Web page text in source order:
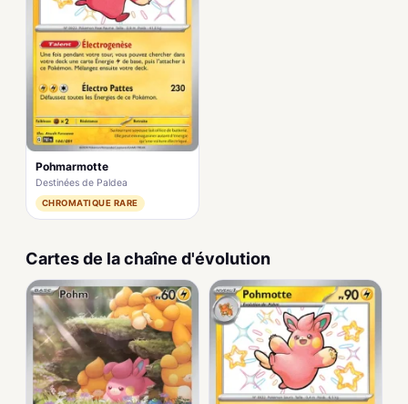
Pohmarmotte
Destinées de Paldea
CHROMATIQUE RARE
Cartes de la chaîne d'évolution